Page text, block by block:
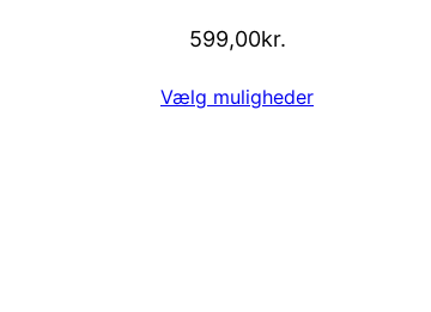
599,00kr.
Vælg muligheder